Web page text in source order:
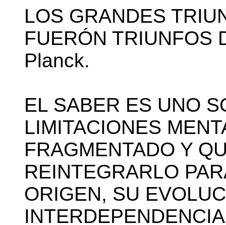
LOS GRANDES
FUERÓN TRIUNFOS
Planck.
EL SABER ES UNO
LIMITACIONES
FRAGMENTADO Y
REINTEGRARLO
ORIGEN, SU